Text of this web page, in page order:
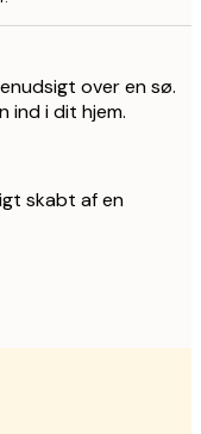
over en sø.
ind i dit hjem.
skabt af en